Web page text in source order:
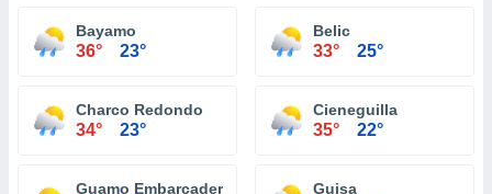
Bayamo
36° 23°
Belic
33° 25°
Charco Redondo
34° 23°
Cieneguilla
35° 22°
Guamo Embarcadero Guisa